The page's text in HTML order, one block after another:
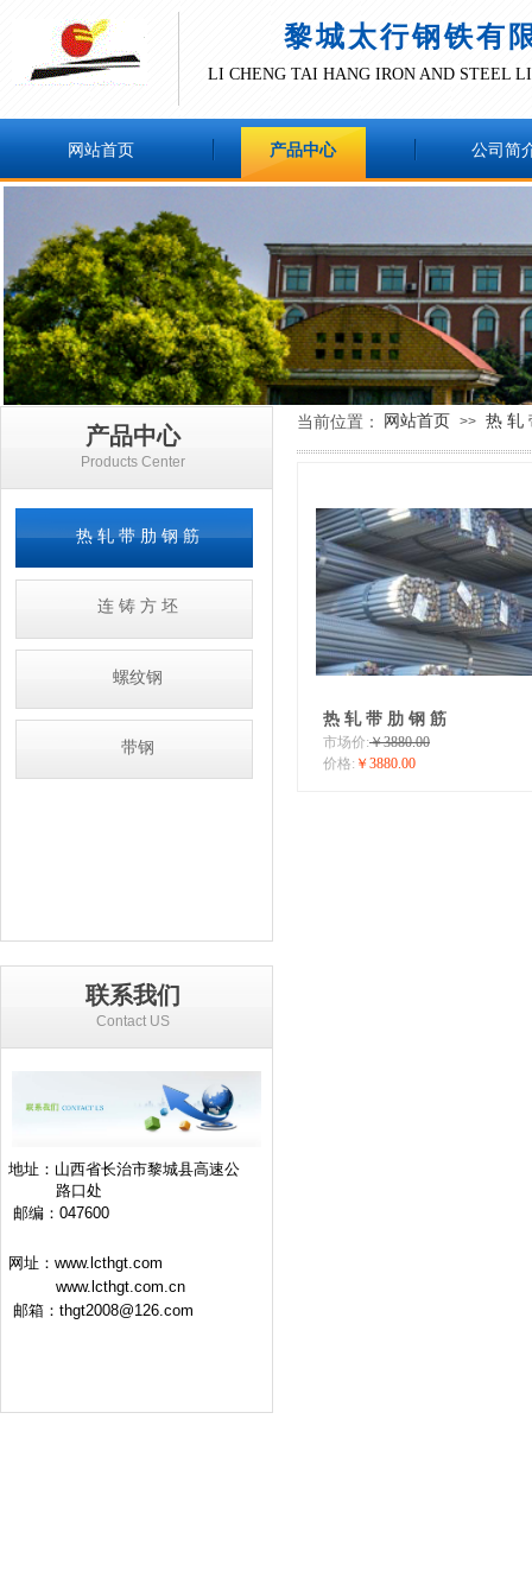
黎城太行钢铁有
LI CHENG TAI HANG IRON AND STEEL
网站首页 产品中心 公司简
当前位置： 网站首页 >> 热 轧
产品中心
Products Center
热 轧 带 肋 钢 筋
市场价:￥3880.00
价格: ￥3880.00
热 轧 带 肋 钢 筋
连 铸 方 坯
螺纹钢
带钢
联系我们
Contact US
地址：山西省长治市黎城县高速公
路口处
邮编：047600
网址：www.lcthgt.com
www.lcthgt.com.cn
邮箱：thgt2008@126.com